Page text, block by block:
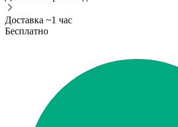
Доставка ~1 час
Бесплатно